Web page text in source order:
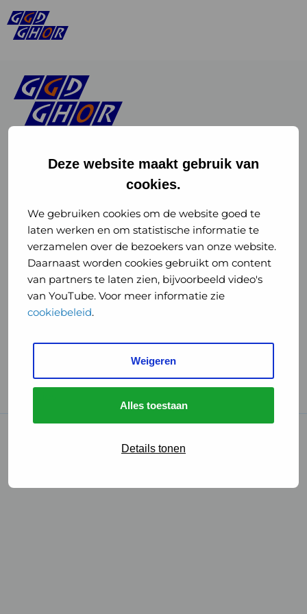
Deze website maakt gebruik van
cookies.
We gebruiken cookies om de website goed te
laten werken en om statistische informatie te
verzamelen over de bezoekers van onze website.
Daarnaast worden cookies gebruikt om content
van partners te laten zien, bijvoorbeeld video's
van YouTube. Voor meer informatie zie
cookiebeleid.
Weigeren
Alles toestaan
Details tonen
of
GGD
GHOR
Nederland
Instagram
of
GGD
GHOR
Nederland
GGD Reizen op social media
GGD Reizen
GGD Reisvaccinaties